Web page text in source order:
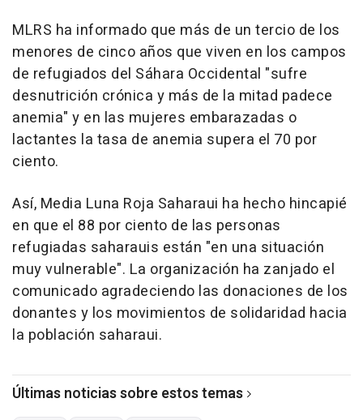
MLRS ha informado que más de un tercio de los
menores de cinco años que viven en los campos
de refugiados del Sáhara Occidental "sufre
desnutrición crónica y más de la mitad padece
anemia" y en las mujeres embarazadas o
lactantes la tasa de anemia supera el 70 por
ciento.
Así, Media Luna Roja Saharaui ha hecho hincapié
en que el 88 por ciento de las personas
refugiadas saharauis están "en una situación
muy vulnerable". La organización ha zanjado el
comunicado agradeciendo las donaciones de los
donantes y los movimientos de solidaridad hacia
la población saharaui.
Últimas noticias sobre estos temas